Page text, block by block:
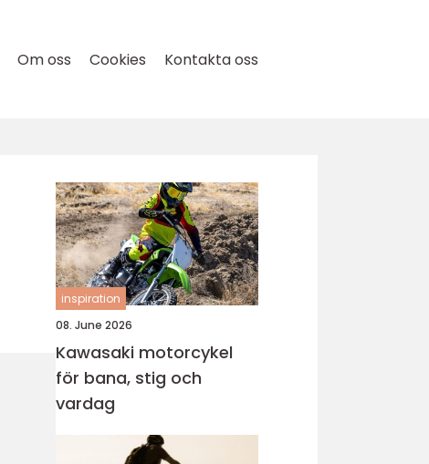
Om oss Cookies Kontakta oss
inspiration
08. June 2026
Kawasaki motorcykel
för bana, stig och
vardag